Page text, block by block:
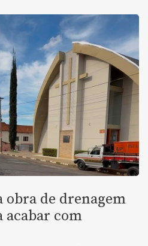
de drenagem
acabar com